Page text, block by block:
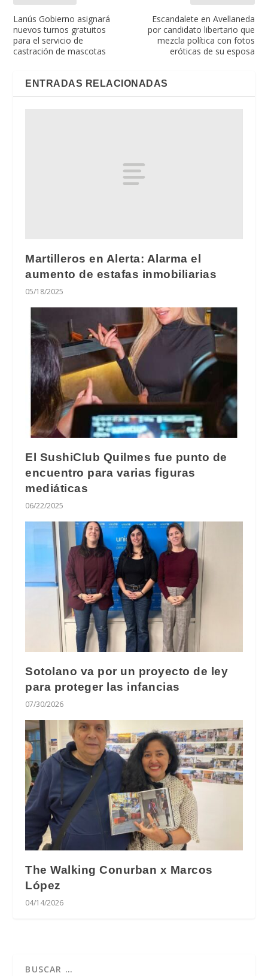
Lanús Gobierno asignará
nuevos turnos gratuitos
para el servicio de
castración de mascotas
Escandalete en Avellaneda
por candidato libertario que
mezcla política con fotos
eróticas de su esposa
ENTRADAS RELACIONADAS
Martilleros en Alerta: Alarma el
aumento de estafas inmobiliarias
05/18/2025
El SushiClub Quilmes fue punto de
encuentro para varias figuras
mediáticas
06/22/2025
Sotolano va por un proyecto de ley
para proteger las infancias
07/30/2026
The Walking Conurban x Marcos
López
04/14/2026